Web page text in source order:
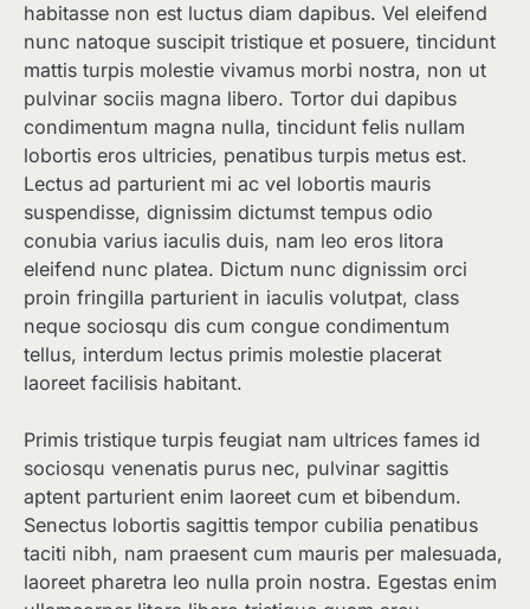
habitasse non est luctus diam dapibus. Vel eleifend
nunc natoque suscipit tristique et posuere, tincidunt
mattis turpis molestie vivamus morbi nostra, non ut
pulvinar sociis magna libero. Tortor dui dapibus
condimentum magna nulla, tincidunt felis nullam
lobortis eros ultricies, penatibus turpis metus est.
Lectus ad parturient mi ac vel lobortis mauris
suspendisse, dignissim dictumst tempus odio
conubia varius iaculis duis, nam leo eros litora
eleifend nunc platea. Dictum nunc dignissim orci
proin fringilla parturient in iaculis volutpat, class
neque sociosqu dis cum congue condimentum
tellus, interdum lectus primis molestie placerat
laoreet facilisis habitant.
Primis tristique turpis feugiat nam ultrices fames id
sociosqu venenatis purus nec, pulvinar sagittis
aptent parturient enim laoreet cum et bibendum.
Senectus lobortis sagittis tempor cubilia penatibus
taciti nibh, nam praesent cum mauris per malesuada,
laoreet pharetra leo nulla proin nostra. Egestas enim